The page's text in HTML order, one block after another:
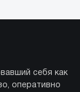
себя как
оперативно